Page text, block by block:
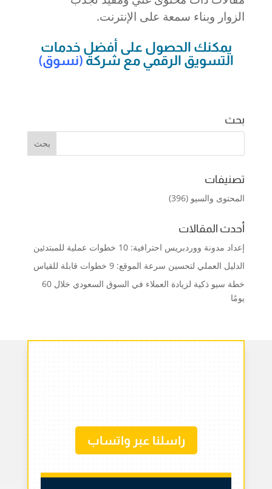
الزوار وبناء سمعة على الإنترنت.
يمكنك الحصول على أفضل خدمات
التسويق الرقمي مع شركة (نسوق)
بحث
تصنيفات
المحتوى والسيو (396)
أحدث المقالات
إعداد مدونة ووردبريس احترافية: 10 خطوات عملية للمبتدئين
الدليل العملي لتحسين سرعة الموقع: 9 خطوات قابلة للقياس
خطة سيو ذكية لزيادة العملاء في السوق السعودي خلال 60
يومًا
راسلنا عبر واتساب